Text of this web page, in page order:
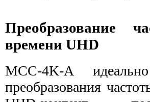
Преобразование
времени UHD
MCC-4K-A
преобразования